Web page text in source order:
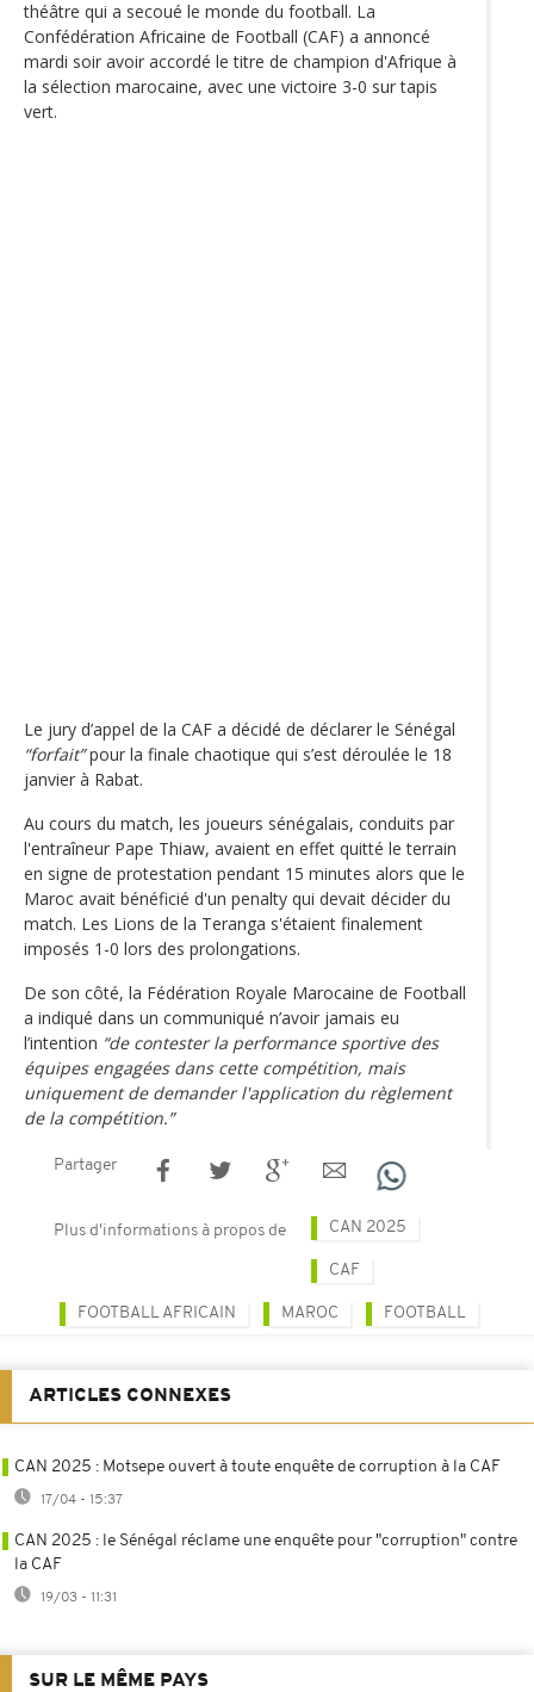
théâtre qui a secoué le monde du football. La
Confédération Africaine de Football (CAF) a annoncé
mardi soir avoir accordé le titre de champion d'Afrique à
la sélection marocaine, avec une victoire 3-0 sur tapis
vert.
Le jury d’appel de la CAF a décidé de déclarer le Sénégal
“forfait”pour la finale chaotique qui s’est déroulée le 18
janvier à Rabat.
Au cours du match, les joueurs sénégalais, conduits par
l'entraîneur Pape Thiaw, avaient en effet quitté le terrain
en signe de protestation pendant 15 minutes alors que le
Maroc avait bénéficié d'un penalty qui devait décider du
match. Les Lions de la Teranga s'étaient finalement
imposés 1-0 lors des prolongations.
De son côté, la Fédération Royale Marocaine de Football
a indiqué dans un communiqué n’avoir jamais eu
l’intention “de contester la performance sportive des
équipes engagées dans cette compétition, mais
uniquement de demander l'application du règlement
de la compétition.”
Partager
Plus d'informations à propos de CAN 2025
CAF
FOOTBALL AFRICAIN MAROC FOOTBALL
ARTICLES CONNEXES
CAN 2025 : Motsepe ouvert à toute enquête de corruption à la CAF
17/04 - 15:37
CAN 2025 : le Sénégal réclame une enquête pour "corruption" contre
la CAF
19/03 - 11:31
SUR LE MÊME PAYS